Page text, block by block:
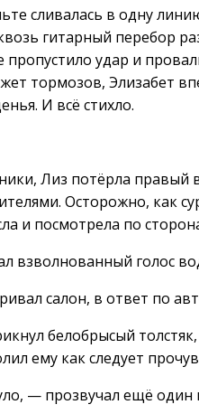
сливалась в одну
гитарный перебор
пропустило удар и
тормозов, Элизабет
И всё стихло.
Лиз потёрла правый
Осторожно, как
и посмотрела по
взволнованный голос
салон, в ответ по
белобрысый
ему как следует
— прозвучал ещё один